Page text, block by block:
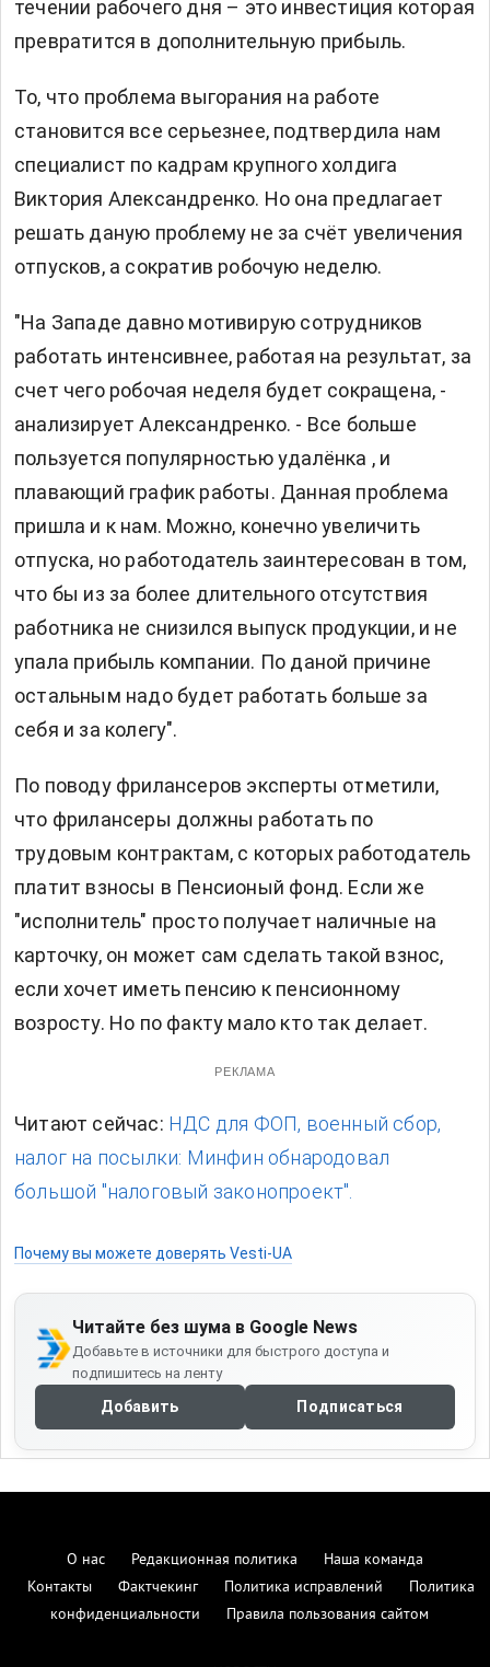
течении рабочего дня – это инвестиция которая
превратится в дополнительную прибыль.
То, что проблема выгорания на работе
становится все серьезнее, подтвердила нам
специалист по кадрам крупного холдига
Виктория Александренко. Но она предлагает
решать даную проблему не за счёт увеличения
отпусков, а сократив робочую неделю.
"На Западе давно мотивирую сотрудников
работать интенсивнее, работая на результат, за
счет чего робочая неделя будет сокращена, -
анализирует Александренко. - Все больше
пользуется популярностью удалёнка , и
плавающий график работы. Данная проблема
пришла и к нам. Можно, конечно увеличить
отпуска, но работодатель заинтересован в том,
что бы из за более длительного отсутствия
работника не снизился выпуск продукции, и не
упала прибыль компании. По даной причине
остальным надо будет работать больше за
себя и за колегу".
По поводу фрилансеров эксперты отметили,
что фрилансеры должны работать по
трудовым контрактам, с которых работодатель
платит взносы в Пенсионый фонд. Если же
"исполнитель" просто получает наличные на
карточку, он может сам сделать такой взнос,
если хочет иметь пенсию к пенсионному
возросту. Но по факту мало кто так делает.
РЕКЛАМА
Читают сейчас: НДС для ФОП, военный сбор,
налог на посылки: Минфин обнародовал
большой "налоговый законопроект".
Почему вы можете доверять Vesti-UA
Читайте без шума в Google News
Добавьте в источники для быстрого доступа и
подпишитесь на ленту
Добавить Подписаться
О нас Редакционная политика
Наша команда
Контакты
Фактчекинг Политика исправлений
Политика
конфиденциальности
Правила пользования сайтом